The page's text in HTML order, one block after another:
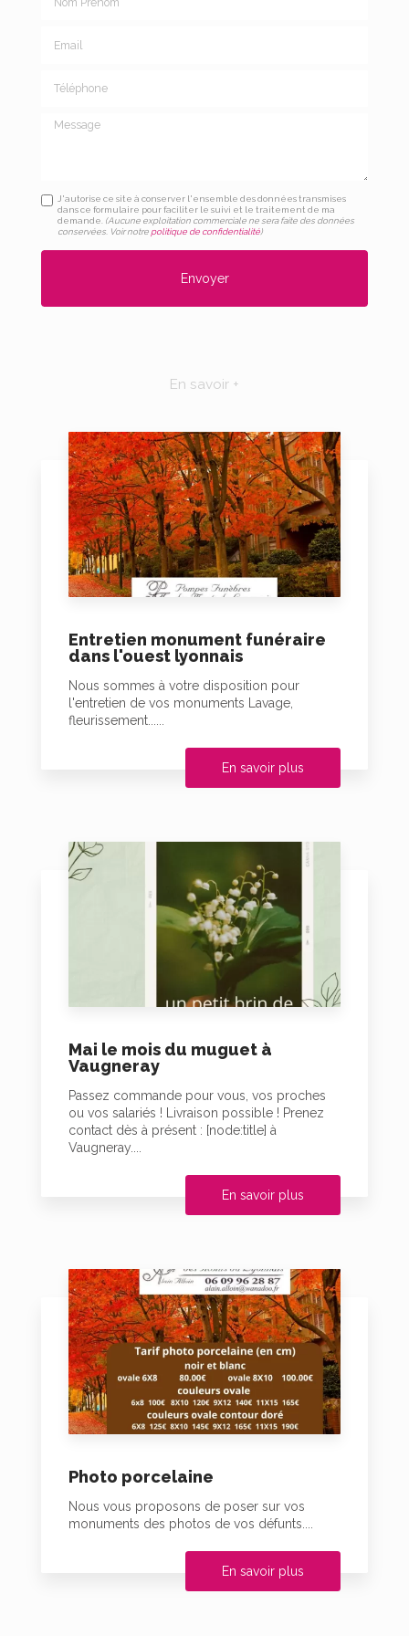
Message
J'autorise ce site à conserver l'ensemble des données transmises
dans ce formulaire pour faciliter le suivi et le traitement de ma
demande. (Aucune exploitation commerciale ne sera faite des données
conservées. Voir notre politique de confidentialité)
En savoir +
Entretien monument funéraire
dans l'ouest lyonnais
Nous sommes à votre disposition pour
l'entretien de vos monuments Lavage,
fleurissement......
En savoir plus
Mai le mois du muguet à
Vaugneray
Passez commande pour vous, vos proches
ou vos salariés ! Livraison possible ! Prenez
contact dès à présent : [node:title] à
Vaugneray....
En savoir plus
Photo porcelaine
Nous vous proposons de poser sur vos
monuments des photos de vos défunts....
En savoir plus